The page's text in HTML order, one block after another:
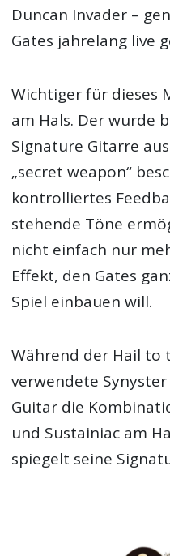
Duncan Invader –
Gates jahrelang live
Wichtiger für dieses
am Hals. Der wurde
Signature Gitarre
„secret weapon“
kontrolliertes
stehende Töne
nicht einfach nur
Effekt, den Gates
Spiel einbauen will.
Während der Hail to
verwendete
Guitar die
und Sustainiac am
spiegelt seine